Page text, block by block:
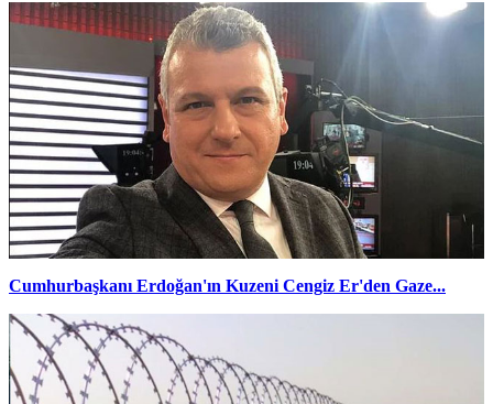
Cumhurbaşkanı Erdoğan'ın Kuzeni Cengiz Er'den Gaze...